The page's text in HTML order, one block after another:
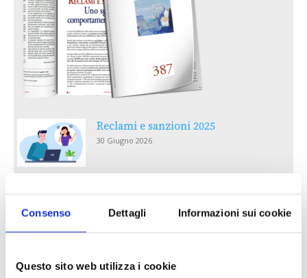
Consenso Dettagli Informazioni sui cookie
Questo sito web utilizza i cookie
Reclami e sanzioni 2025
30 Giugno 2026
RECENSIONI E CRISI DIGITALI
30 Giugno 2026
30 Giugno 2026